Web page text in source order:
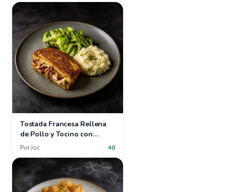
Tostada Francesa Rellena
de Pollo y Tocino con
Ensalada de Lechuga
PorJoc 40